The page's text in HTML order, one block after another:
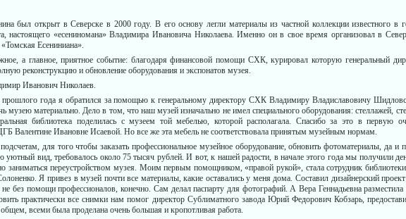
был открыт в Северске в 2000 году. В его основу легли материалы из частной коллекции известного в
настоящего «есениномана» Владимира Ива­новича Николаева. Именно он в свое время организовал в
Есениниана».
а главное, приятное событие: благодаря финансовой помощи СХК, куриро­вал которую генеральный
реконструкцию и обновление обо­рудования и экспонатов музея.
Иванович Николаев.
прошлого года я обратился за помощью к генеральному директору СХК Владимиру Владиславовичу
музею материально. Дело в том, что наш музей изначально не имел специального оборудования: стеллажей,
библиотека поделилась с музеем той мебелью, которой располага­ла. Спасибо за это в первую
Валентине Ивановне Исаевой. Но все же эта мебель не соответствовала приня­тым музейным нормам.
для того чтобы заказать профессиональное музейное оборудование, обновить фотоматериалы, да и
уютный вид, требова­лось около 75 тысяч рублей. И вот, к нашей радости, в начале этого года мы получили
заниматься пере­устройством музея. Моим первым помощником, «правой рукой», стала сотрудник
Я привез в музей почти все материалы, ка­кие оставались у меня дома. Со­ставил дизайнерский
без помощи про­фессионалов, конечно. Сам делал паспарту для фотографий. А Вера Геннадьевна
практически все снимки нам помог директор Сублиматного завода Юрий Фе­дорович Кобзарь,
всеми была проделана очень большая и кропотливая работа.